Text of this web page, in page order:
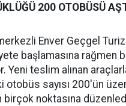
200 OTOBÜSÜ
Enver Geçgel
başlamasına rağmen
Yeni teslim alınan
sayısı 200'ün
birçok noktasına